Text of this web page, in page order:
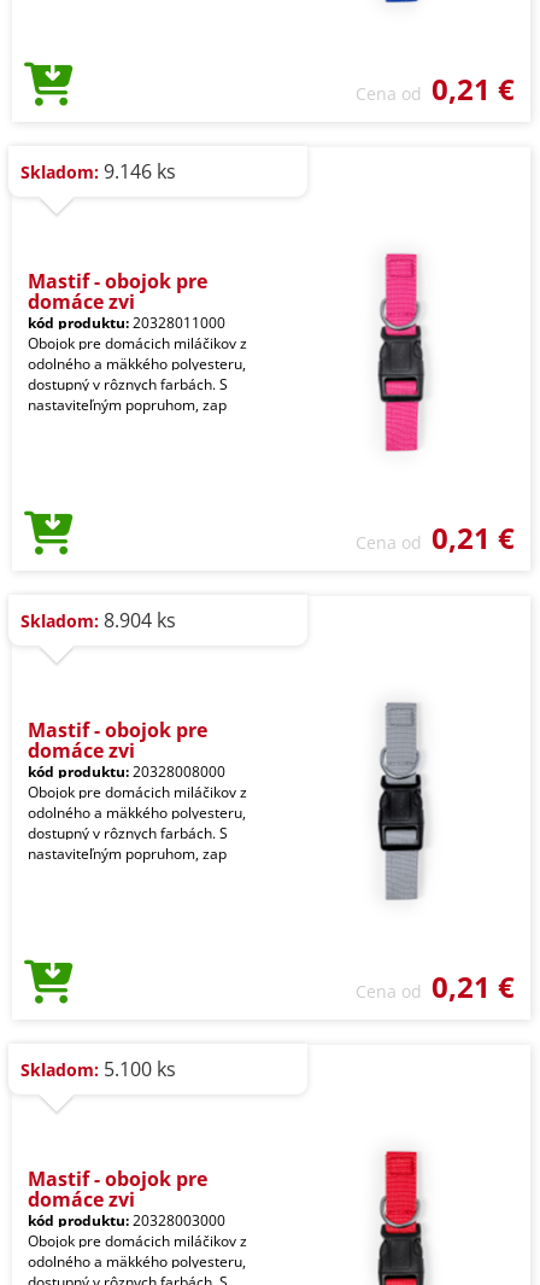
Cena od 0,21 €
Skladom: 9.146 ks
Mastif - obojok pre
domáce zvi
kód produktu:20328011000
Obojok pre domácich miláčikov z
odolného a mäkkého polyesteru,
dostupný v rôznych farbách. S
nastaviteľným popruhom, zap
Cena od 0,21 €
Skladom: 8.904 ks
Mastif - obojok pre
domáce zvi
kód produktu:20328008000
Obojok pre domácich miláčikov z
odolného a mäkkého polyesteru,
dostupný v rôznych farbách. S
nastaviteľným popruhom, zap
Cena od 0,21 €
Skladom: 5.100 ks
Mastif - obojok pre
domáce zvi
kód produktu:20328003000
Obojok pre domácich miláčikov z
odolného a mäkkého polyesteru,